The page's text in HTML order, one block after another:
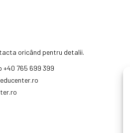
oricând pentru detalii.
+40 765 699 399